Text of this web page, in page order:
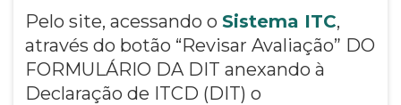
Pelo site, acessando o Sistema ITC,
através do botão “Revisar Avaliação” DO
FORMULÁRIO DA DIT anexando à
Declaração de ITCD (DIT) o